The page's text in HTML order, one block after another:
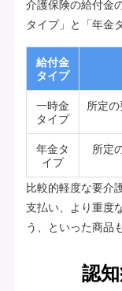
介護保険の給付金
タイプ」と「年金
給付金
タイプ
一時金
タイプ
所定
年金タ
イプ
所定
比較的軽度な要介
支払い、より重度
う、といった商品
認